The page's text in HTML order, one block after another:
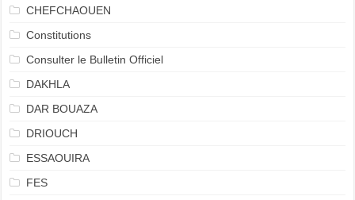
CHEFCHAOUEN
Constitutions
Consulter le Bulletin Officiel
DAKHLA
DAR BOUAZA
DRIOUCH
ESSAOUIRA
FES